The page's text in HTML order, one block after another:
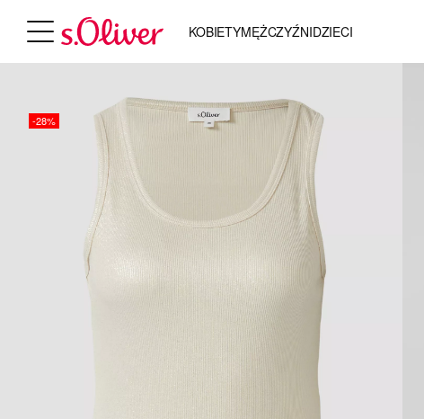
KOBIETYMĘŻCZYŹNIDZIECI
-28%